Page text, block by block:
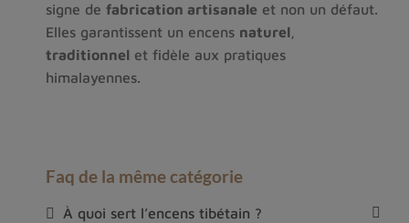
signe de fabrication artisanale et non un défaut.
Elles garantissent un encens naturel
traditionnel et fidèle aux pratiques
himalayennes.
Faq de la même catégorie
À quoi sert l’encens tibétain ?